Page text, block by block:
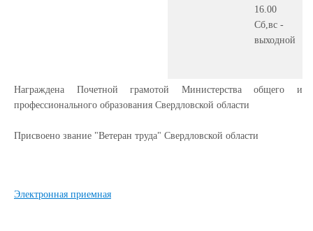
16.00
Сб,вс -
выходной
Награждена Почетной грамотой Министерства общего и
профессионального образования Свердловской области
Присвоено звание "Ветеран труда" Свердловской области
Электронная приемная